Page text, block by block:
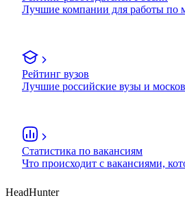
Лучшие компании для работы по
Рейтинг вузов
Лучшие российские вузы и
Статистика по вакансиям
Что происходит с вакансиями,
HeadHunter